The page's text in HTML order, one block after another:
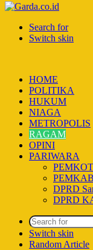
Search for
Switch skin
HOME
POLITIKA
HUKUM
NIAGA
METROPOLIS
RAGAM
OPINI
PARIWARA
PEMKOT
DPRD
DPRD
Switch skin
Random Article